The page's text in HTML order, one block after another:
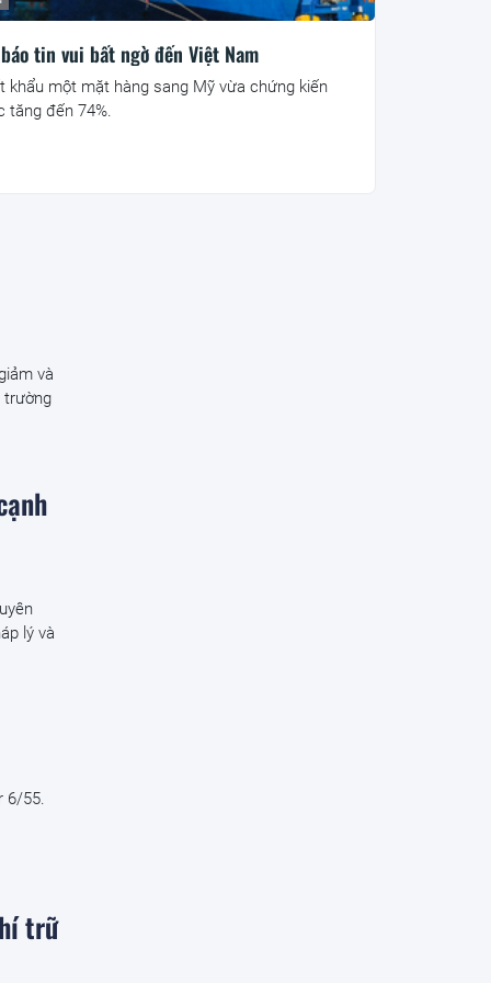
tin vui bất ngờ đến Việt Nam
khẩu một mặt hàng sang Mỹ vừa chứng kiến
tăng đến 74%.
và
trường
lý và
6/55.
trữ